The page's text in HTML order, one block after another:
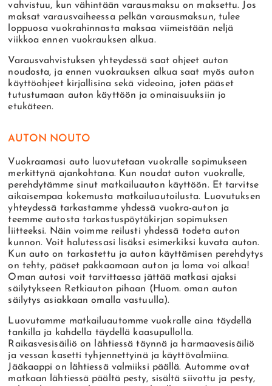
vahvistuu, kun vähintään varausmaksu on maksettu. Jos
maksat varausvaiheessa pelkän varausmaksun, tulee
loppuosa vuokrahinnasta maksaa viimeistään neljä
viikkoa ennen vuokrauksen alkua.
Varausvahvistuksen yhteydessä saat ohjeet auton
noudosta, ja ennen vuokrauksen alkua saat myös auton
käyttöohjeet kirjallisina sekä videoina, joten pääset
tutustumaan auton käyttöön ja ominaisuuksiin jo
etukäteen.
AUTON NOUTO
Vuokraamasi auto luovutetaan vuokralle sopimukseen
merkittynä ajankohtana. Kun noudat auton vuokralle,
perehdytämme sinut matkailuauton käyttöön. Et tarvitse
aikaisempaa kokemusta matkailuautoilusta. Luovutuksen
yhteydessä tarkastamme yhdessä vuokra-auton ja
teemme autosta tarkastuspöytäkirjan sopimuksen
liitteeksi. Näin voimme reilusti yhdessä todeta auton
kunnon. Voit halutessasi lisäksi esimerkiksi kuvata auton.
Kun auto on tarkastettu ja auton käyttämisen perehdytys
on tehty, pääset pakkaamaan auton ja loma voi alkaa!
Oman autosi voit tarvittaessa jättää matkasi ajaksi
säilytykseen Retkiauton pihaan (Huom. oman auton
säilytys asiakkaan omalla vastuulla).
Luovutamme matkailuautomme vuokralle aina täydellä
tankilla ja kahdella täydellä kaasupullolla.
Raikasvesisäiliö on lähtiessä täynnä ja harmaavesisäiliö
ja vessan kasetti tyhjennettyinä ja käyttövalmiina.
Jääkaappi on lähtiessä valmiiksi päällä. Automme ovat
matkaan lähtiessä päältä pesty, sisältä siivottu ja pesty,